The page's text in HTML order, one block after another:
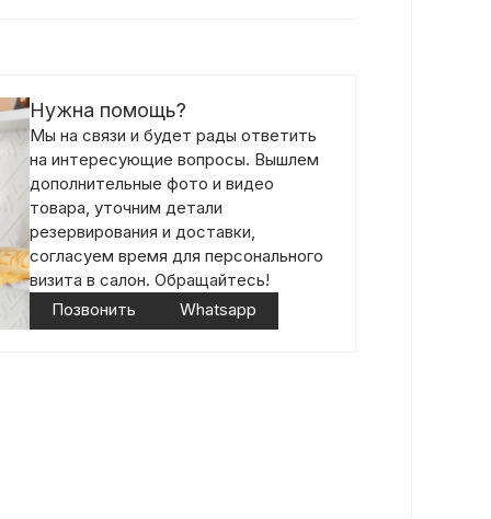
Нужна помощь?
Мы на связи и будет рады ответить
на интересующие вопросы. Вышлем
дополнительные фото и видео
товара, уточним детали
резервирования и доставки,
согласуем время для персонального
визита в салон. Обращайтесь!
Позвонить
Whatsapp